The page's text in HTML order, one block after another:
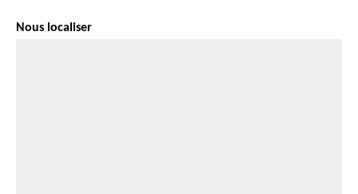
Nous localiser